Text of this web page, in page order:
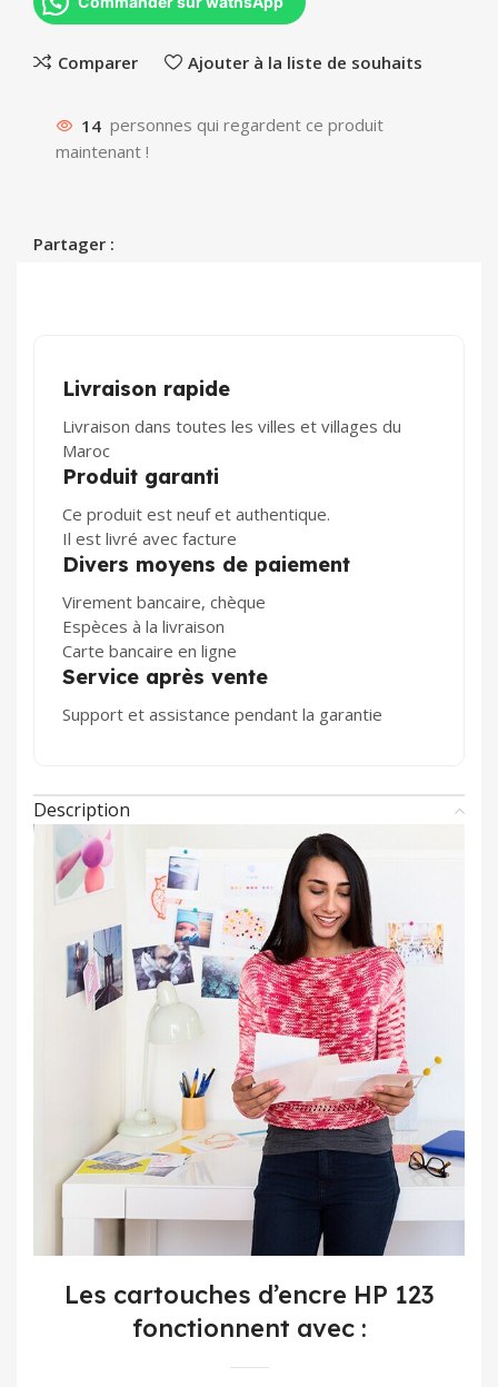
Comparer Ajouter à la liste de souhaits
14 personnes qui regardent ce produit
maintenant !
Partager :
Livraison rapide
Livraison dans toutes les villes et villages du
Maroc
Produit garanti
Ce produit est neuf et authentique.
Il est livré avec facture
Divers moyens de paiement
Virement bancaire, chèque
Espèces à la livraison
Carte bancaire en ligne
Service après vente
Support et assistance pendant la garantie
Description
Les cartouches d’encre HP 123
fonctionnent avec :